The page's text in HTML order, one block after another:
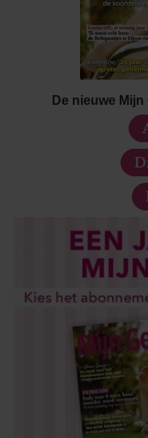
De nieuwe